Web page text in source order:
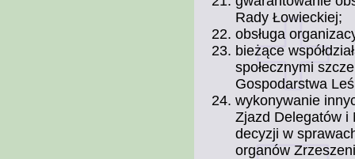
Rady Łowieckiej;
obsługa
bieżące
społecznymi
Gospodarstwa
wykonywanie
Zjazd Delegatów i
decyzji w
organów